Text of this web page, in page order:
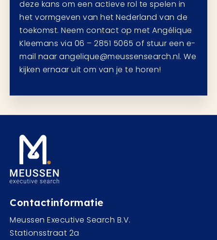
deze kans om een actieve rol te spelen in
het vormgeven van het Nederland van de
toekomst. Neem contact op met Angélique
Kleemans via 06 – 2851 5065 of stuur een e-
mail naar angelique@meussensearch.nl. We
kijken ernaar uit om van je te horen!
Contactinformatie
Meussen Executive Search B.V.
Stationsstraat 2a